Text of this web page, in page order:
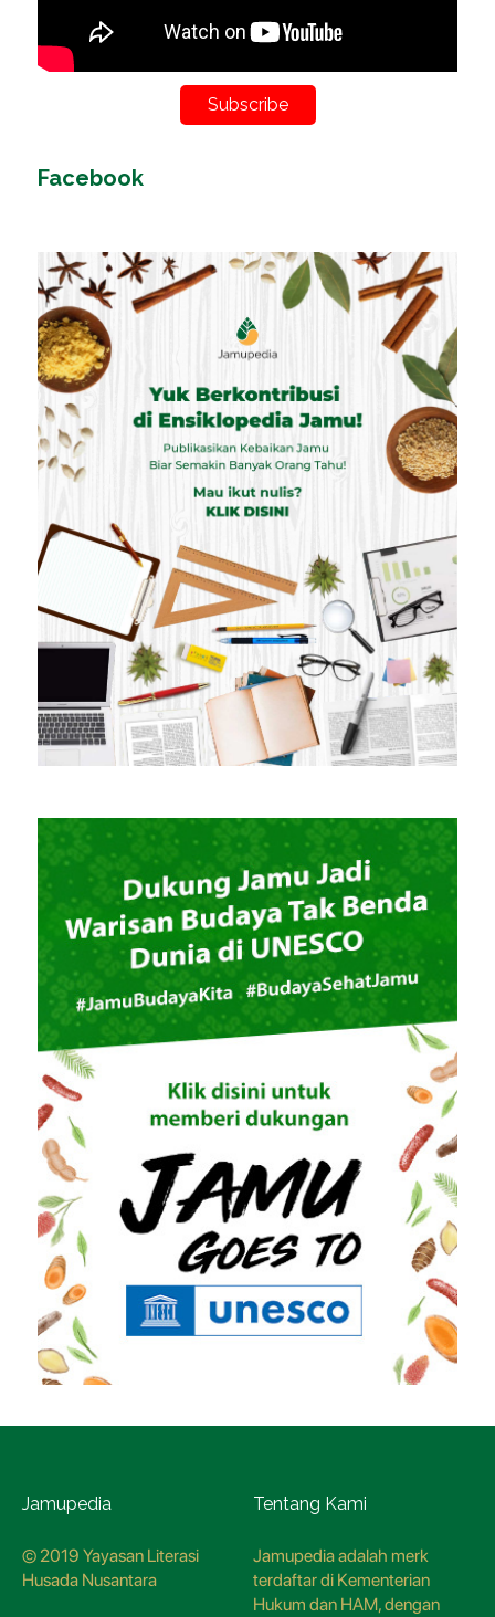
Subscribe
Facebook
Jamupedia
© 2019 Yayasan Literasi
Husada Nusantara
Tentang Kami
Jamupedia adalah merk
terdaftar di Kementerian
Hukum dan HAM, dengan